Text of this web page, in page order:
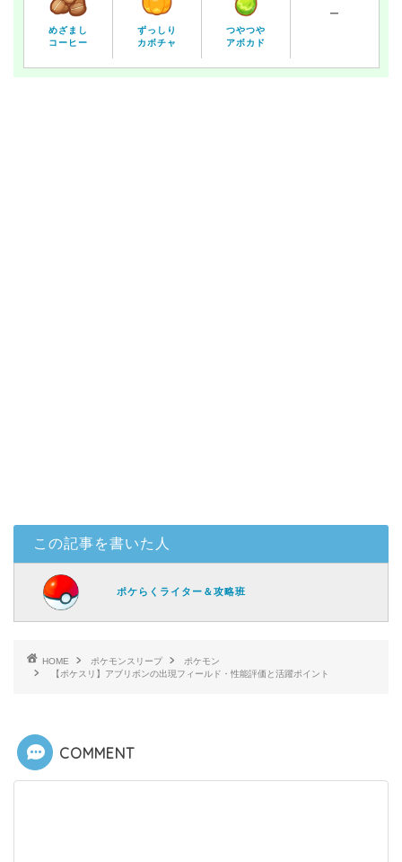
めざまし
コーヒー
ずっしり
カボチャ
つやつや
アボカド
ー
この記事を書いた人
ポケらくライター＆攻略班
HOME ポケモンスリープ
ポケモン
【ポケスリ】アブリボンの出現フィールド・性能評価と活躍ポイント
COMMENT